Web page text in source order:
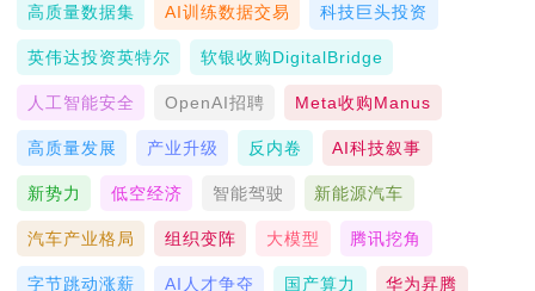
高质量数据集 AI训练数据交易 科技巨头投资
英伟达投资英特尔 软银收购DigitalBridge
人工智能安全 OpenAI招聘 Meta收购Manus
高质量发展 产业升级 反内卷 AI科技叙事
新势力 低空经济 智能驾驶 新能源汽车
汽车产业格局 组织变阵 大模型 腾讯挖角
字节跳动涨薪 AI人才争夺 国产算力 华为昇腾